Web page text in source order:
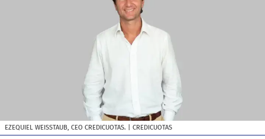
EZEQUIEL WEISSTAUB, CEO CREDICUOTAS. | CREDICUOTAS